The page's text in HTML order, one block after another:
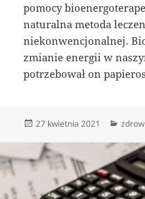
pomocy
naturalna metoda
niekonwencjonalnej.
zmianie energii w
potrzebował on
Data
27 kwietnia 2021